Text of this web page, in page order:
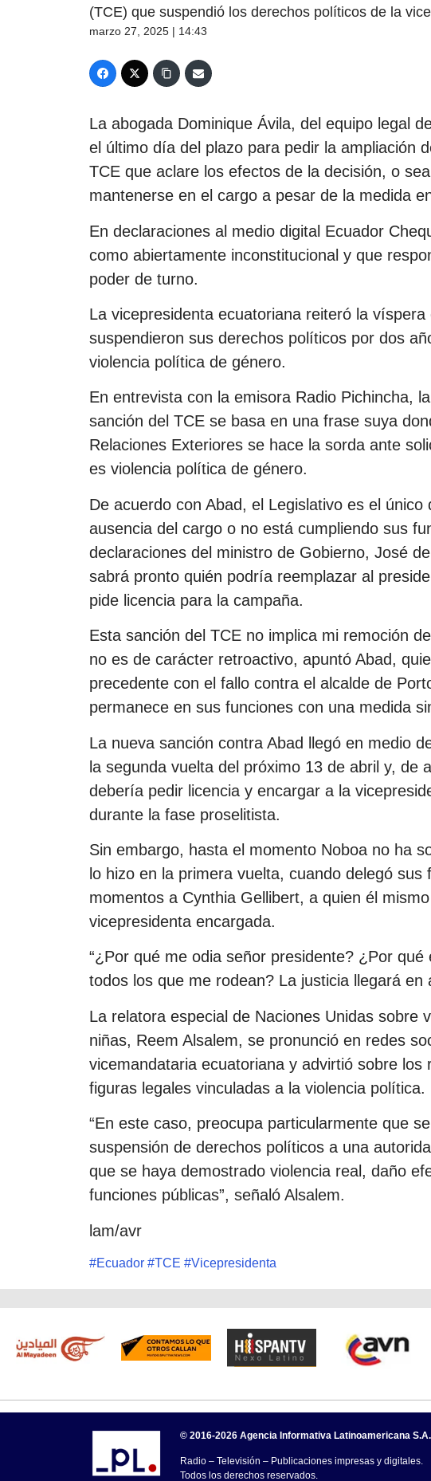
(TCE) que suspendió los derechos políticos de la
marzo 27, 2025 | 14:43
La abogada Dominique Ávila, del equipo legal
el último día del plazo para pedir la ampliación
TCE que aclare los efectos de la decisión, o
mantenerse en el cargo a pesar de la medida
En declaraciones al medio digital Ecuador
como abiertamente inconstitucional y que
poder de turno.
La vicepresidenta ecuatoriana reiteró la
suspendieron sus derechos políticos por dos
violencia política de género.
En entrevista con la emisora Radio Pichincha,
sanción del TCE se basa en una frase suya
Relaciones Exteriores se hace la sorda ante
es violencia política de género.
De acuerdo con Abad, el Legislativo es el
ausencia del cargo o no está cumpliendo sus
declaraciones del ministro de Gobierno, José
sabrá pronto quién podría reemplazar al
pide licencia para la campaña.
Esta sanción del TCE no implica mi remoción
no es de carácter retroactivo, apuntó Abad,
precedente con el fallo contra el alcalde de
permanece en sus funciones con una medida
La nueva sanción contra Abad llegó en medio
la segunda vuelta del próximo 13 de abril y, de
debería pedir licencia y encargar a la
durante la fase proselitista.
Sin embargo, hasta el momento Noboa no ha
lo hizo en la primera vuelta, cuando delegó
momentos a Cynthia Gellibert, a quien él
vicepresidenta encargada.
“¿Por qué me odia señor presidente? ¿Por
todos los que me rodean? La justicia llegará en
La relatora especial de Naciones Unidas sobre
niñas, Reem Alsalem, se pronunció en redes
vicemandataria ecuatoriana y advirtió sobre los
figuras legales vinculadas a la violencia política.
“En este caso, preocupa particularmente que
suspensión de derechos políticos a una
que se haya demostrado violencia real, daño
funciones públicas”, señaló Alsalem.
lam/avr
#Ecuador #TCE #Vicepresidenta
© 2016-2026 Agencia Informativa Latinoamericana S.A.
Radio – Televisión – Publicaciones impresas y digitales.
Todos los derechos reservados.